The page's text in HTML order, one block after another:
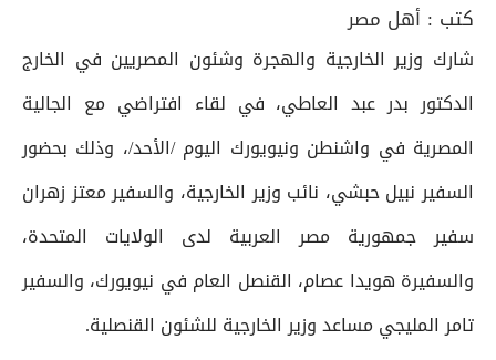
كتب : أهل مصر
شارك وزير الخارجية والهجرة وشئون المصريين في الخارج
الدكتور بدر عبد العاطي، في لقاء افتراضي مع الجالية
المصرية في واشنطن ونيويورك اليوم /الأحد/، وذلك بحضور
السفير نبيل حبشي، نائب وزير الخارجية، والسفير معتز زهران
سفير جمهورية مصر العربية لدى الولايات المتحدة،
والسفيرة هويدا عصام، القنصل العام في نيويورك، والسفير
تامر المليجي مساعد وزير الخارجية للشئون القنصلية.